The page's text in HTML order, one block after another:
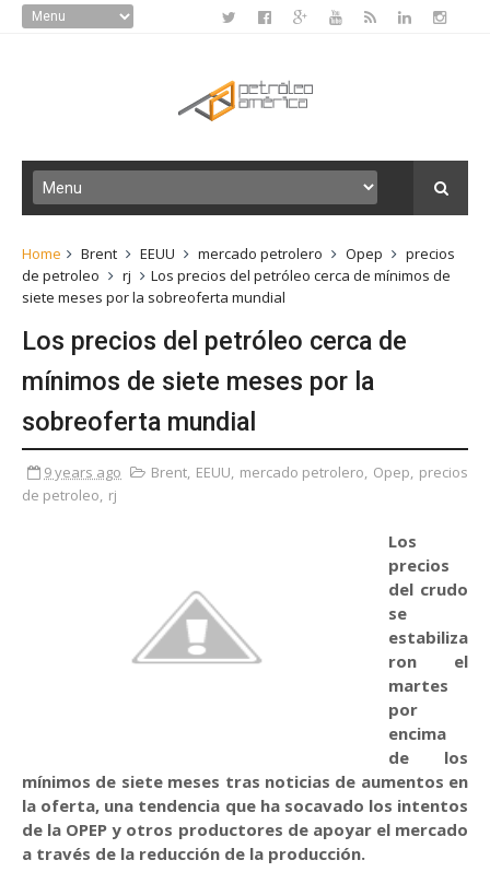
Home Brent EEUU mercado petrolero Opep
precios
de petroleo
rj
Los precios del petróleo cerca de mínimos de
siete meses por la sobreoferta mundial
Los precios del petróleo cerca de
mínimos de siete meses por la
sobreoferta mundial
9 years ago Brent, EEUU, mercado petrolero, Opep, precios
de petroleo, rj
Los
precios
del crudo
se
estabiliza
ron el
martes
por
encima
de los
mínimos de siete meses tras noticias de aumentos en
la oferta, una tendencia que ha socavado los intentos
de la OPEP y otros productores de apoyar el mercado
a través de la reducción de la producción.